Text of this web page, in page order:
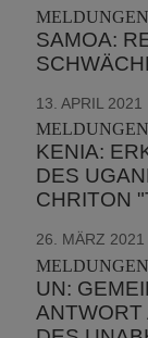
SAMOA:
13. APRIL 2021
KENIA:
DES
CHRITON
26. MÄRZ 2021
UN:
ANTWORT